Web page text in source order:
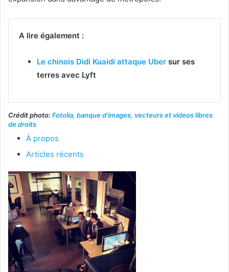
A lire également :
Le chinois Didi Kuaidi attaque Uber sur ses
terres avec Lyft
Crédit photo:Fotolia, banque d’images, vecteurs et videos libres
de droits
À propos
Articles récents